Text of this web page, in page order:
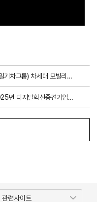
[KOTRA] 2025 한중(제일기차그룹) 차세대 모빌리티 협력 플라자
[한국산업기술진흥원] '2025년 디지털혁신중견기업육성사업(기업지원) 신규지원 공고